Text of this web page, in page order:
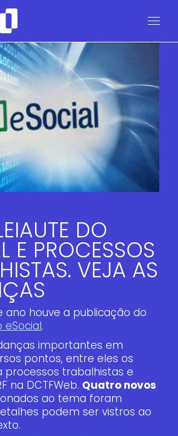
DO
E PROCESSOS
VEJA AS
ano houve a publicação do
eSocial.
importantes em
pontos, entre eles os
processos trabalhistas e
na DCTFWeb. Quatro novos
ao tema foram
podem ser vistros ao